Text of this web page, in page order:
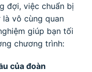
đợi, việc chuẩn bị
vô cùng quan
giúp bạn tối
chương trình:
của đoàn